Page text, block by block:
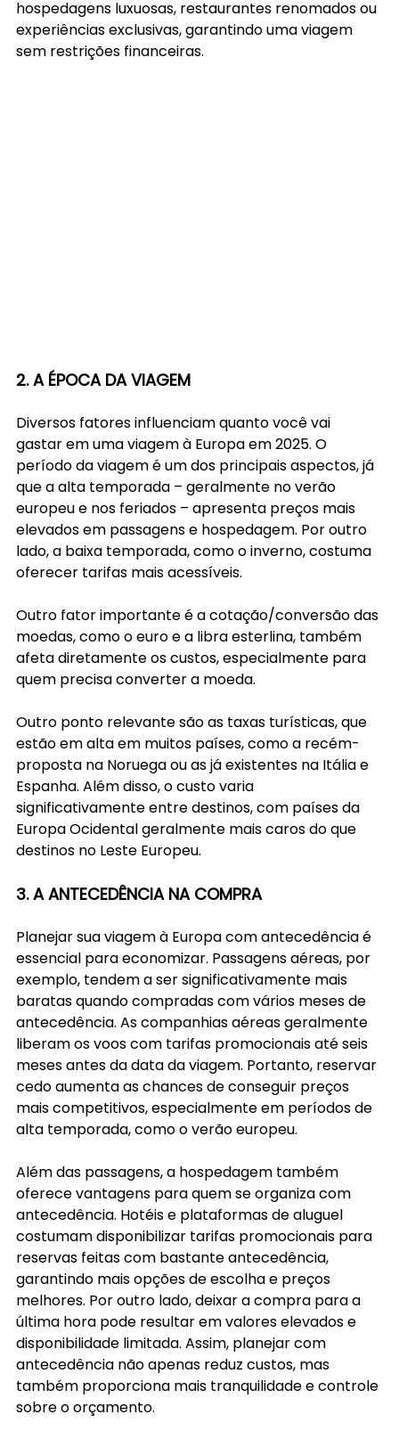
hospedagens luxuosas, restaurantes renomados ou
experiências exclusivas, garantindo uma viagem
sem restrições financeiras.
2. A ÉPOCA DA VIAGEM
Diversos fatores influenciam quanto você vai
gastar em uma viagem à Europa em 2025. O
período da viagem é um dos principais aspectos, já
que a alta temporada – geralmente no verão
europeu e nos feriados – apresenta preços mais
elevados em passagens e hospedagem. Por outro
lado, a baixa temporada, como o inverno, costuma
oferecer tarifas mais acessíveis.
Outro fator importante é a cotação/conversão das
moedas, como o euro e a libra esterlina, também
afeta diretamente os custos, especialmente para
quem precisa converter a moeda.
Outro ponto relevante são as taxas turísticas, que
estão em alta em muitos países, como a recém-
proposta na Noruega ou as já existentes na Itália e
Espanha. Além disso, o custo varia
significativamente entre destinos, com países da
Europa Ocidental geralmente mais caros do que
destinos no Leste Europeu.
3. A ANTECEDÊNCIA NA COMPRA
Planejar sua viagem à Europa com antecedência é
essencial para economizar. Passagens aéreas, por
exemplo, tendem a ser significativamente mais
baratas quando compradas com vários meses de
antecedência. As companhias aéreas geralmente
liberam os voos com tarifas promocionais até seis
meses antes da data da viagem. Portanto, reservar
cedo aumenta as chances de conseguir preços
mais competitivos, especialmente em períodos de
alta temporada, como o verão europeu.
Além das passagens, a hospedagem também
oferece vantagens para quem se organiza com
antecedência. Hotéis e plataformas de aluguel
costumam disponibilizar tarifas promocionais para
reservas feitas com bastante antecedência,
garantindo mais opções de escolha e preços
melhores. Por outro lado, deixar a compra para a
última hora pode resultar em valores elevados e
disponibilidade limitada. Assim, planejar com
antecedência não apenas reduz custos, mas
também proporciona mais tranquilidade e controle
sobre o orçamento.